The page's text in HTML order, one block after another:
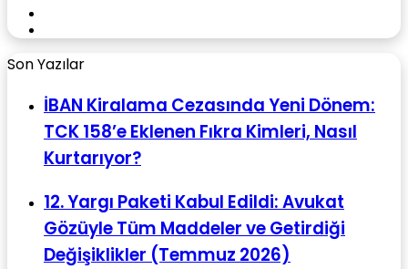
Son Yazılar
İBAN Kiralama Cezasında Yeni Dönem:
TCK 158’e Eklenen Fıkra Kimleri, Nasıl
Kurtarıyor?
12. Yargı Paketi Kabul Edildi: Avukat
Gözüyle Tüm Maddeler ve Getirdiği
Değişiklikler (Temmuz 2026)